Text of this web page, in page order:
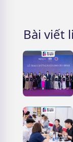
Bài viết